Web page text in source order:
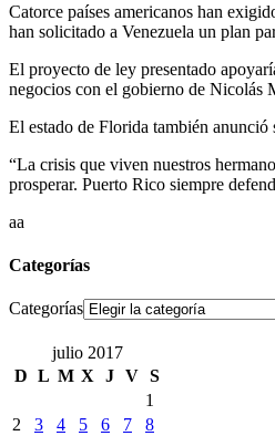
Catorce países americanos han
han solicitado a Venezuela un plan
El proyecto de ley presentado
negocios con el gobierno de Nicolás
El estado de Florida también
“La crisis que viven nuestros
prosperar. Puerto Rico siempre
aa
Categorías
Categorías
julio 2017
D L M X J V S
1
2
3 4 5 6 7
8